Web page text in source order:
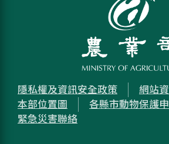
隱私權及資訊安全政策
網站
本部位置圖
各縣市動物保護
緊急災害聯絡